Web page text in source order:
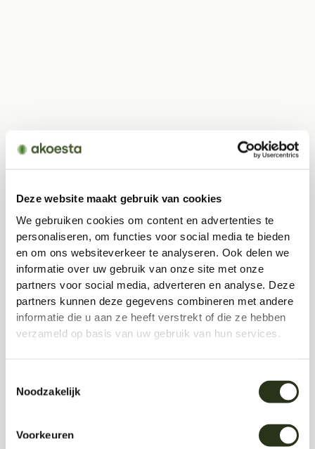
Deze website maakt gebruik van cookies
We gebruiken cookies om content en advertenties te
personaliseren, om functies voor social media te bieden
en om ons websiteverkeer te analyseren. Ook delen we
informatie over uw gebruik van onze site met onze
partners voor social media, adverteren en analyse. Deze
partners kunnen deze gegevens combineren met andere
informatie die u aan ze heeft verstrekt of die ze hebben
verzameld op basis van uw gebruik van hun services.
Noodzakelijk
Voorkeuren